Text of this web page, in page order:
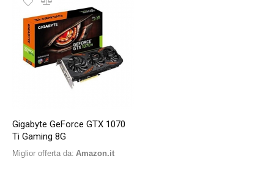
Gigabyte GeForce GTX 1070
Ti Gaming 8G
Miglior offerta da: Amazon.it